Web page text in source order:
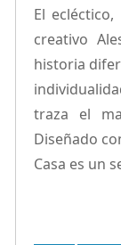
El
creativo
historia
traza el
Diseñado
Casa es un